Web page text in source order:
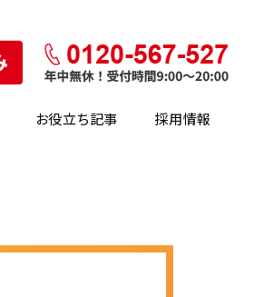
お役立ち記事 採用情報